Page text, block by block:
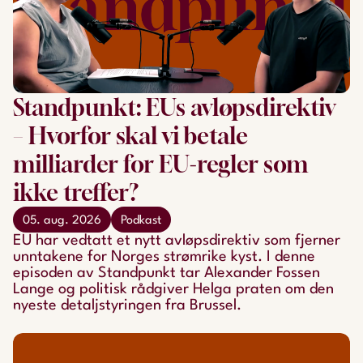
Standpunkt: EUs avløpsdirektiv
– Hvorfor skal vi betale
milliarder for EU-regler som
ikke treffer?
05. aug. 2026 Podkast
EU har vedtatt et nytt avløpsdirektiv som fjerner
unntakene for Norges strømrike kyst. I denne
episoden av Standpunkt tar Alexander Fossen
Lange og politisk rådgiver Helga praten om den
nyeste detaljstyringen fra Brussel.